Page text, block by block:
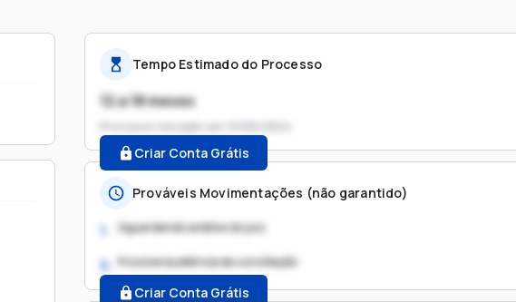
Tempo Estimado do Processo
12 a 18 meses
Processo iniciado em
Criar Conta Grátis
Prováveis Movimentações (não garantido)
1. Aguardando análise do juiz
2. Possível audiência de conciliação
Criar Conta Grátis